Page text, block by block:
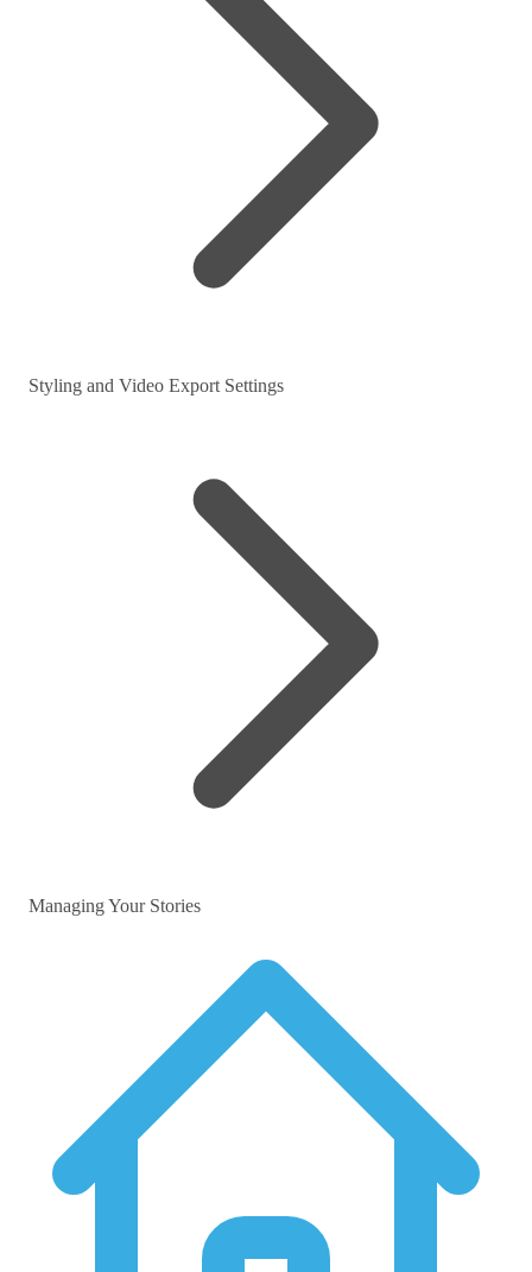
Styling and Video Export Settings
Managing Your Stories